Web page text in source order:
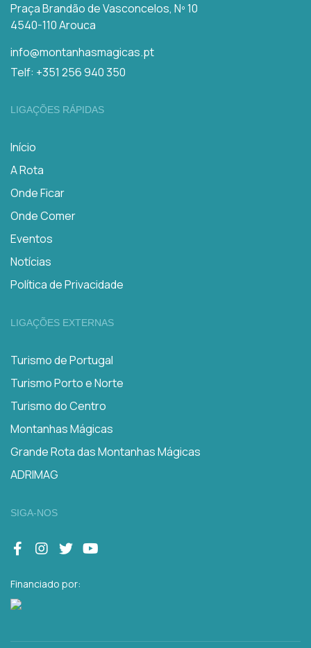
Praça Brandão de Vasconcelos, Nº 10
4540-110 Arouca
info@montanhasmagicas.pt
Telf: +351 256 940 350
LIGAÇÕES RÁPIDAS
Início
A Rota
Onde Ficar
Onde Comer
Eventos
Notícias
Política de Privacidade
LIGAÇÕES EXTERNAS
Turismo de Portugal
Turismo Porto e Norte
Turismo do Centro
Montanhas Mágicas
Grande Rota das Montanhas Mágicas
ADRIMAG
SIGA-NOS
Financiado por: